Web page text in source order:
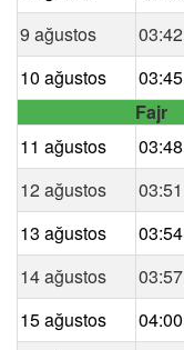
9 ağustos
03:42
10 ağustos
03:45
Fajr
11 ağustos
03:48
12 ağustos
03:51
13 ağustos
03:54
14 ağustos
03:57
15 ağustos
04:00